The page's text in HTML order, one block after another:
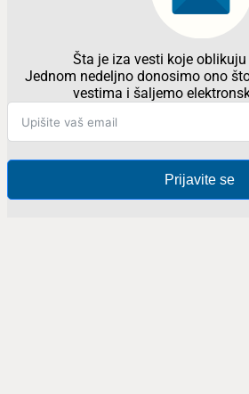
Šta je iza vesti koje
Jednom nedeljno donosimo ono
vestima i šaljemo
Prijavite se